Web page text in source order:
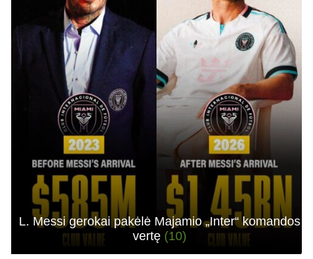
L. Messi gerokai pakėlė Majamio „Inter“ komandos
vertę (10)